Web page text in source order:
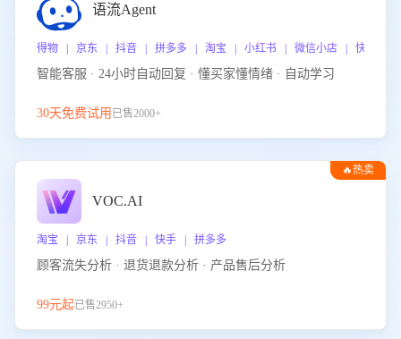
语流Agent
得物 | 京东 | 抖音 | 拼多多 | 淘宝 | 小红书 | 微信小店 | 快手 |
智能客服 · 24小时自动回复 · 懂买家懂情绪 · 自动学习
30天免费试用 已售2000+
🔥热卖
VOC.AI
淘宝 | 京东 | 抖音 | 快手 | 拼多多
顾客流失分析 · 退货退款分析 · 产品售后分析
99元起已售2950+